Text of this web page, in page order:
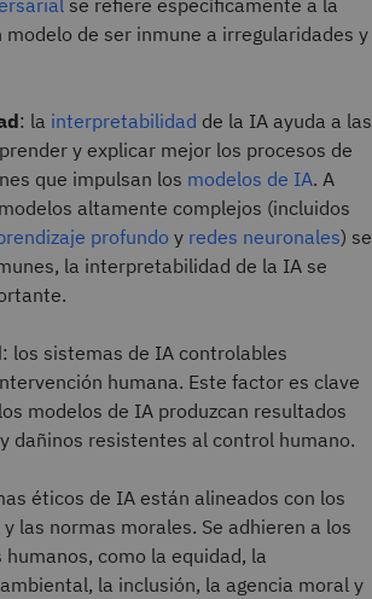
se refiere específicamente a la
modelo de ser inmune a irregularidades y
: la interpretabilidad de la IA ayuda a las
y explicar mejor los procesos de
que impulsan los modelos de IA. A
altamente complejos (incluidos
profundo y redes neuronales) se
la interpretabilidad de la IA se
: los sistemas de IA controlables
humana. Este factor es clave
modelos de IA produzcan resultados
dañinos resistentes al control humano.
éticos de IA están alineados con los
las normas morales. Se adhieren a los
como la equidad, la
la inclusión, la agencia moral y